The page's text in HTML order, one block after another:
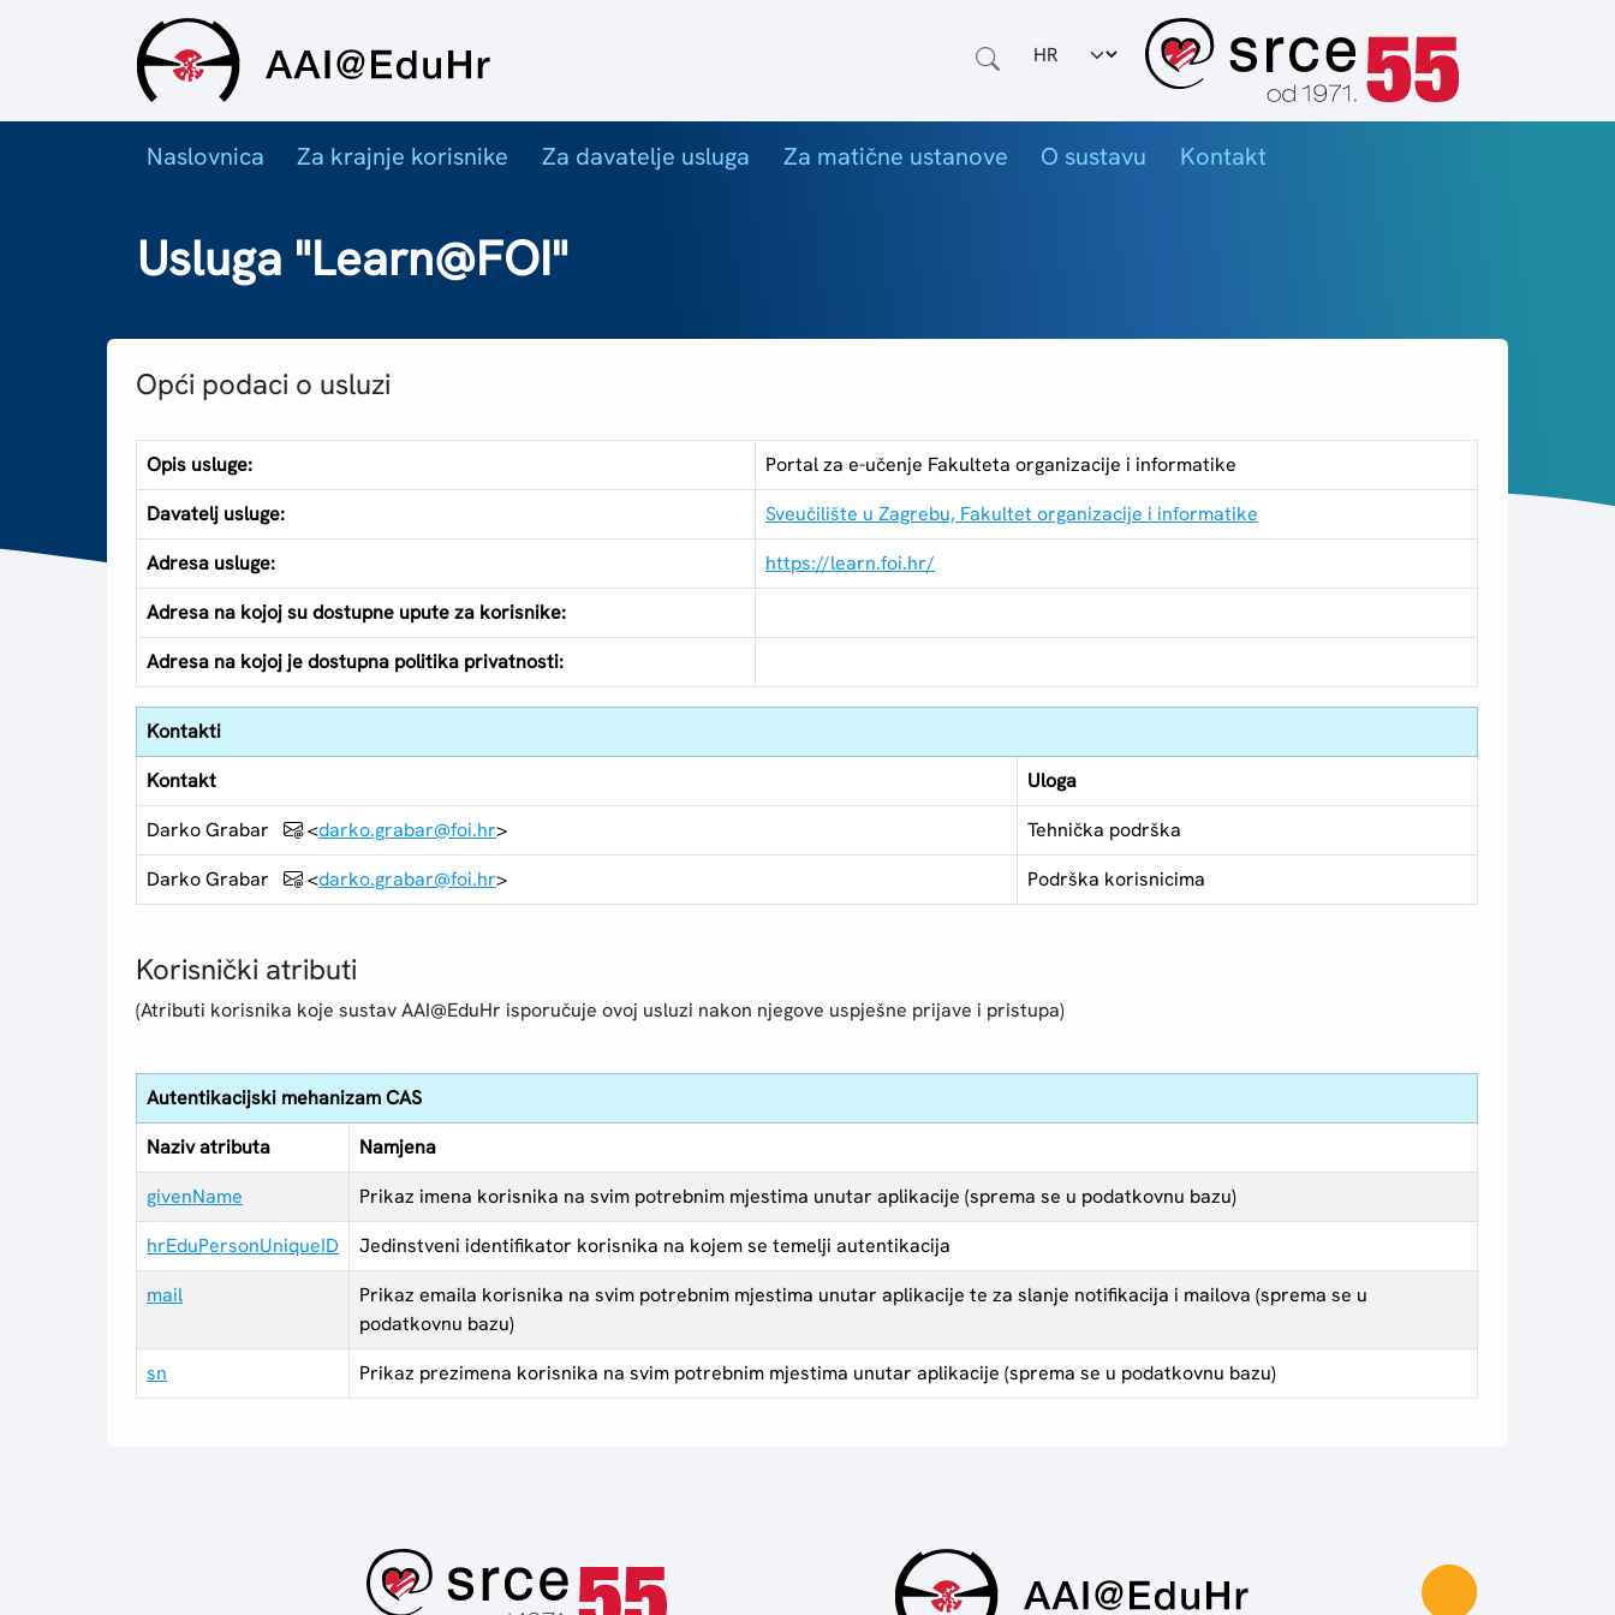
Odabir jezika
Naslovnica Za krajnje korisnike Za davatelje usluga Za matične ustanove O sustavu Kontakt
Usluga "Learn@FOI"
Opći podaci o usluzi
Opis usluge:
Portal za e-učenje Fakulteta organizacije i informatike
Davatelj usluge:
Sveučilište u Zagrebu, Fakultet organizacije i informatike
Adresa usluge:
https://learn.foi.hr/
Adresa na kojoj su dostupne upute za korisnike:
Adresa na kojoj je dostupna politika privatnosti:
Kontakti
Kontakt
Uloga
Darko Grabar
<darko.grabar@foi.hr>
Tehnička podrška
Darko Grabar
<darko.grabar@foi.hr> Podrška korisnicima
Korisnički atributi
(Atributi korisnika koje sustav AAI@EduHr isporučuje ovoj usluzi nakon njegove uspješne prijave i pristupa)
Autentikacijski mehanizam CAS
Naziv atributa
Namjena
givenName
Prikaz imena korisnika na svim potrebnim mjestima unutar aplikacije (sprema se u podatkovnu bazu)
hrEduPersonUniqueID
Jedinstveni identifikator korisnika na kojem se temelji autentikacija
mail
Prikaz emaila korisnika na svim potrebnim mjestima unutar aplikacije te za slanje notifikacija i mailova (sprema se u
podatkovnu bazu)
sn
Prikaz prezimena korisnika na svim potrebnim mjestima unutar aplikacije (sprema se u podatkovnu bazu)